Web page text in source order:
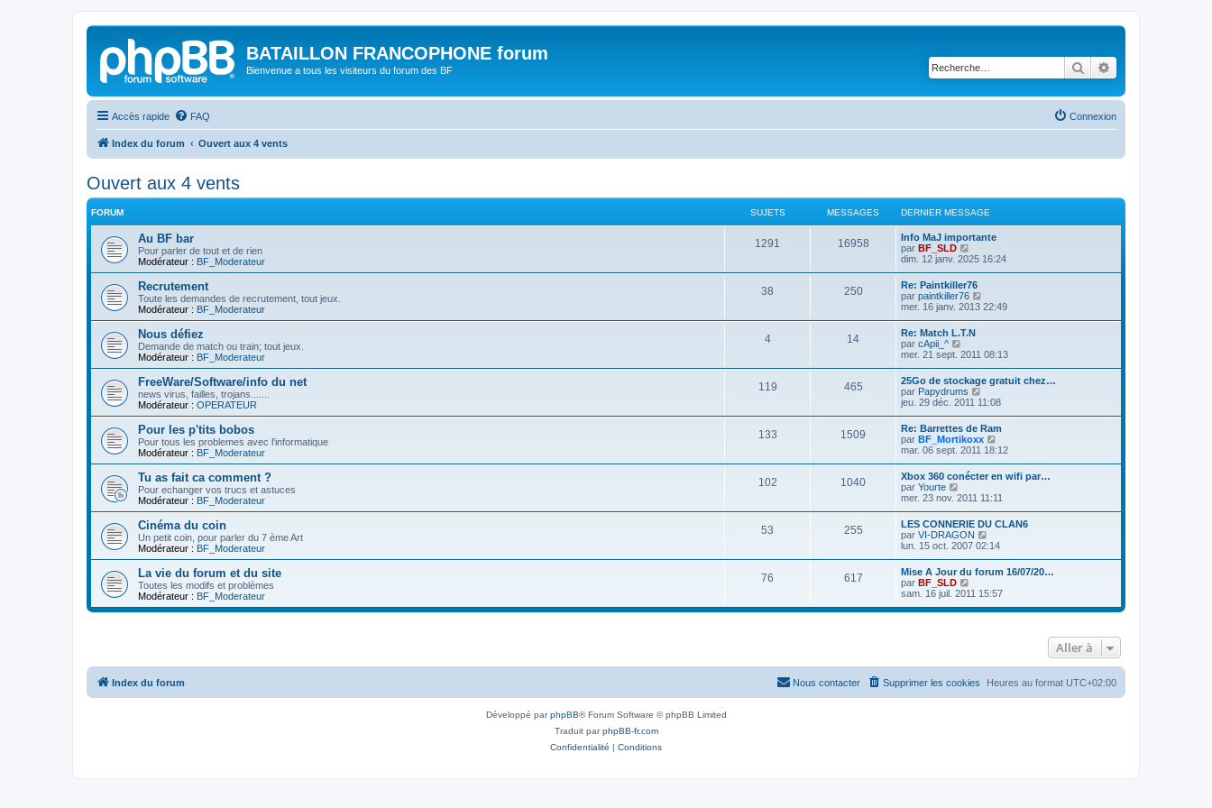
BATAILLON FRANCOPHONE forum
Bienvenue a tous les visiteurs du forum des BF Rechercher
Accès rapide FAQ Connexion
Index du forum Ouvert aux 4 vents
Ouvert aux 4 vents
FORUM SUJETS MESSAGES DERNIER MESSAGE
Au BF bar
Pour parler de tout et de rien
Modérateur : BF_Moderateur
1291 16958
Info MaJ importante
par BF_SLD
o
r
l
e
d
e
r
i
e
r
m
e
s
s
a
g
e
dim. 12 janv. 2025 16:24
Recrutement
Toute les demandes de recrutement, tout jeux.
Modérateur : BF_Moderateur
38 250
Re: Paintkiller76
par paintkiller76
o
e
d
e
r
i
e
r
m
e
s
s
a
e
mer. 16 janv. 2013 22:49
Nous défiez
Demande de match ou train; tout jeux.
Modérateur : BF_Moderateur
4 14
Re: Match L.T.N
par cApii_^
o
r
l
e
d
e
r
n
i
e
r
m
e
s
s
a
g
e
mer. 21 sept. 2011 08:13
FreeWare/Software/info du net
news virus, failles, trojans.......
Modérateur : OPERATEUR
119 465
25Go de stockage gratuit chez…
par Papydrums
o
r
l
e
d
e
r
i
e
r
m
e
s
s
a
e
jeu. 29 déc. 2011 11:08
Pour les p'tits bobos
Pour tous les problemes avec l'informatique
Modérateur : BF_Moderateur
133 1509
Re: Barrettes de Ram
par BF_Mortikoxx
o
l
e
d
e
r
i
e
r
m
e
s
s
mar. 06 sept. 2011 18:12
Tu as fait ca comment ?
Pour echanger vos trucs et astuces
Modérateur : BF_Moderateur
102 1040
Xbox 360 conécter en wifi par…
par Yourte
o
r
l
e
d
e
r
n
i
e
r
a
g
mer. 23 nov. 2011 11:11
Cinéma du coin
Un petit coin, pour parler du 7 ème Art
Modérateur : BF_Moderateur
53 255
LES CONNERIE DU CLAN6
par VI-DRAGON
o
l
e
d
e
e
s
lun. 15 oct. 2007 02:14
La vie du forum et du site
Toutes les modifs et problèmes
Modérateur : BF_Moderateur
76 617
Mise A Jour du forum 16/07/20…
par BF_SLD
o
r
r
n
i
e
g
sam. 16 juil. 2011 15:57
Aller à
Index du forum Heures au format UTC+02:00
Supprimer les cookies
Nous contacter
Développé parphpBB® Forum Software © phpBB Limited
Traduit parphpBB-fr.com
Confidentialité | Conditions